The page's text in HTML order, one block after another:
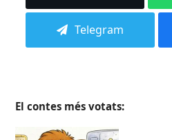
Telegram
El contes més votats: